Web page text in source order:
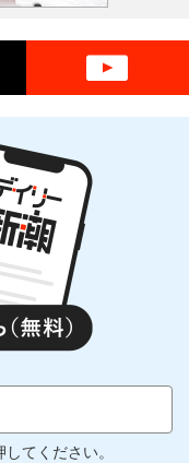
てください。